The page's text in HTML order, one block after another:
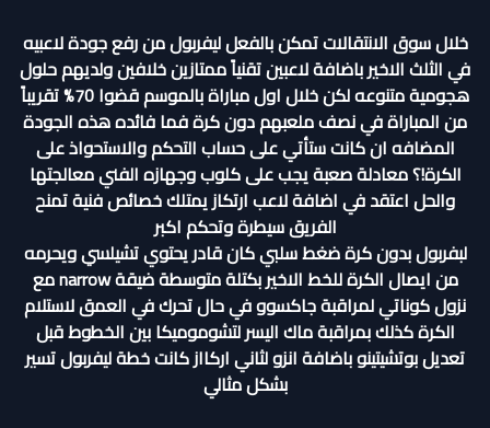
خلال سوق الانتقالات تمكن بالفعل ليفربول من رفع جودة لاعبيه
في الثلث الاخير باضافة لاعبين تقنياً ممتازين خلافين ولديهم حلول
هجومية متنوعه لكن خلال اول مباراة بالموسم قضوا 70% تقريباً
من المباراة في نصف ملعبهم دون كرة فما فائده هذه الجودة
المضافه ان كانت ستأتي على حساب التحكم والاستحواذ على
الكرة!؟ معادلة صعبة يجب على كلوب وجهازه الفني معالجتها
والحل اعتقد في اضافة لاعب ارتكاز يمتلك خصائص فنية تمنح
الفريق سيطرة وتحكم اكبر
لبفربول بدون كرة ضغط سلبي كان قادر يحتوي تشيلسي ويحرمه
من ايصال الكرة للخط الاخير بكتلة متوسطة ضيقة narrow مع
نزول كوناتي لمراقبة جاكسوو في حال تحرك في العمق لاستلام
الكرة كذلك بمراقبة ماك اليسر لتشوموميكا بين الخطوط قبل
تعديل بوتشيتينو باضافة انزو لثاني اركااز كانت خطة ليفربول تسير
بشكل مثالي